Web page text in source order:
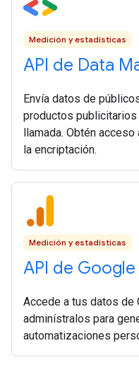
Medición y estadísticas
API de Data
Envía datos de
productos publicitarios
llamada. Obtén
la encriptación.
Medición y estadísticas
API de
Accede a tus datos de
adminístralos para
automatizaciones